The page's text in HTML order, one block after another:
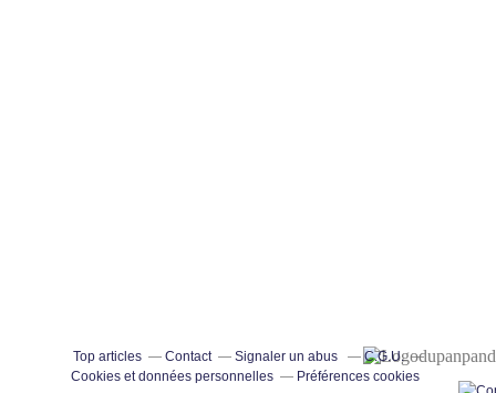
Top articles Contact Signaler un abus
C.G.U.
Cookies et données personnelles
Préférences cookies